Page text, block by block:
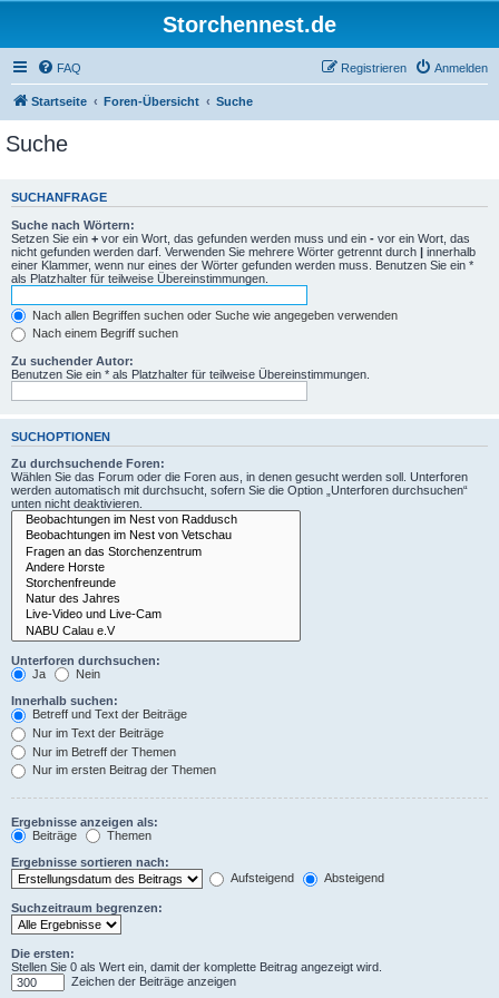
Storchennest.de
FAQ Anmelden
Registrieren
Startseite Foren-Übersicht Suche
Suche
SUCHANFRAGE
Suche nach Wörtern:
Setzen Sie ein + vor ein Wort, das gefunden werden muss und ein - vor ein Wort, das
nicht gefunden werden darf. Verwenden Sie mehrere Wörter getrennt durch | innerhalb
einer Klammer, wenn nur eines der Wörter gefunden werden muss. Benutzen Sie ein *
als Platzhalter für teilweise Übereinstimmungen.
Nach allen Begriffen suchen oder Suche wie angegeben verwenden
Nach einem Begriff suchen
Zu suchender Autor:
Benutzen Sie ein * als Platzhalter für teilweise Übereinstimmungen.
SUCHOPTIONEN
Zu durchsuchende Foren:
Wählen Sie das Forum oder die Foren aus, in denen gesucht werden soll. Unterforen
werden automatisch mit durchsucht, sofern Sie die Option „Unterforen durchsuchen“
unten nicht deaktivieren.
Unterforen durchsuchen:
Ja
Nein
Innerhalb suchen:
Betreff und Text der Beiträge
Nur im Text der Beiträge
Nur im Betreff der Themen
Nur im ersten Beitrag der Themen
Ergebnisse anzeigen als:
Beiträge
Themen
Ergebnisse sortieren nach:
Aufsteigend
Absteigend
Suchzeitraum begrenzen:
Die ersten:
Stellen Sie 0 als Wert ein, damit der komplette Beitrag angezeigt wird.
Zeichen der Beiträge anzeigen